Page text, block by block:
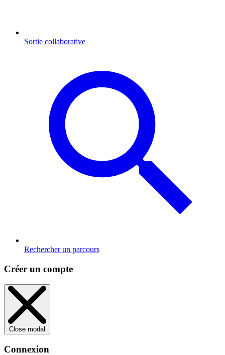
Sortie collaborative
Rechercher un parcours
Créer un compte
Close modal
Connexion